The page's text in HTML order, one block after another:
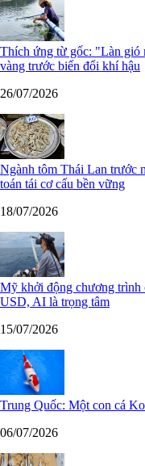
Thích ứng từ gốc: "Làn gió
vàng trước biến đổi khí hậu
26/07/2026
Ngành tôm Thái Lan trước
toán tái cơ cấu bền vững
18/07/2026
Mỹ khởi động chương trình
USD, AI là trọng tâm
15/07/2026
Trung Quốc: Một con cá
06/07/2026